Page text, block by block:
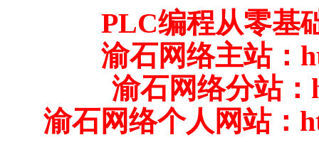
PLC编程从零基
渝石网络主站：
渝石网络分站：
渝石网络个人网站：